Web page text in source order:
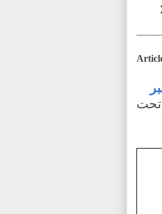
:
- دجنبر
مجلة قم نفر، باريس، شتنبر 2015، تحت